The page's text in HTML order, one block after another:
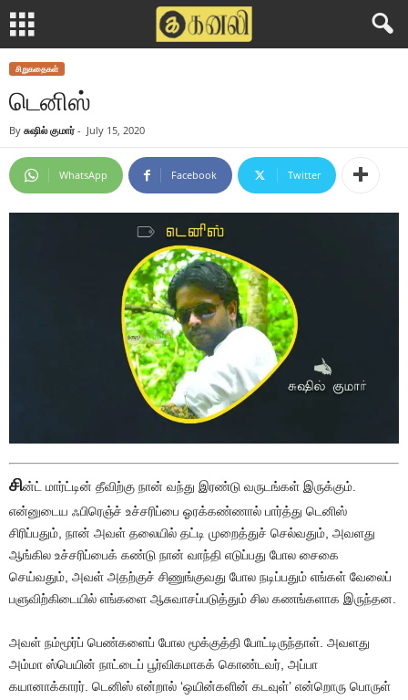
சிறுகதைகள்
டெனிஸ்
By சுஷில் குமார் - July 15, 2020
WhatsApp Facebook Twitter
சின்ட் மார்ட்டின் தீவிற்கு நான் வந்து இரண்டு வருடங்கள் இருக்கும்.
என்னுடைய ஃபிரெஞ்ச் உச்சரிப்பை ஓரக்கண்ணால் பார்த்து டெனிஸ்
சிரிப்பதும், நான் அவள் தலையில் தட்டி முறைத்துச் செல்வதும், அவளது
ஆங்கில உச்சரிப்பைக் கண்டு நான் வாந்தி எடுப்பது போல சைகை
செய்வதும், அவள் அதற்குச் சிணுங்குவது போல நடிப்பதும் எங்கள் வேலைப்
பளுவிற்கிடையில் எங்களை ஆசுவாசப்படுத்தும் சில கணங்களாக இருந்தன.
அவள் நம்மூர்ப் பெண்களைப் போல மூக்குத்தி போட்டிருந்தாள். அவளது
அம்மா ஸ்பெயின் நாட்டைப் பூர்விகமாகக் கொண்டவர், அப்பா
கயானாக்காரர். டெனிஸ் என்றால் ‘ஒயின்களின் கடவுள்’ என்றொரு பொருள்